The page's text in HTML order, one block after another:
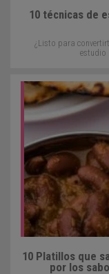
10 técnicas de
¿Listo para
estudio
10 Platillos que
por los